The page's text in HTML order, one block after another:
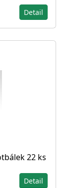
Detail
22 ks
Detail